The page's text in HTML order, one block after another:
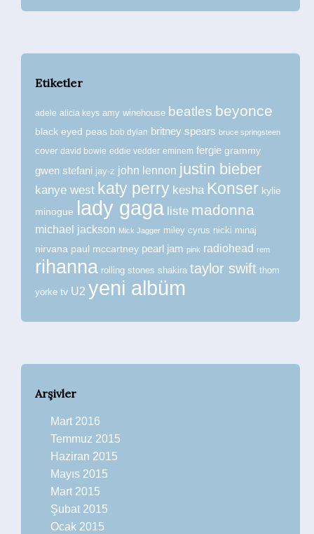
Etiketler
adele alicia keys amy winehouse beatles beyonce
black eyed peas bob dylan britney spears bruce springsteen
cover david bowie eddie vedder eminem fergie grammy
gwen stefani jay-z john lennon justin bieber
kanye west katy perry kesha Konser kylie
minogue
lady gaga liste madonna
michael jackson Mick Jagger miley cyrus nicki minaj
nirvana paul mccartney pearl jam pink radiohead rem
rihanna rolling stones shakira taylor swift thom
yorke tv U2 yeni albüm
Arşivler
Mart 2016
Temmuz 2015
Haziran 2015
Mayıs 2015
Mart 2015
Şubat 2015
Ocak 2015